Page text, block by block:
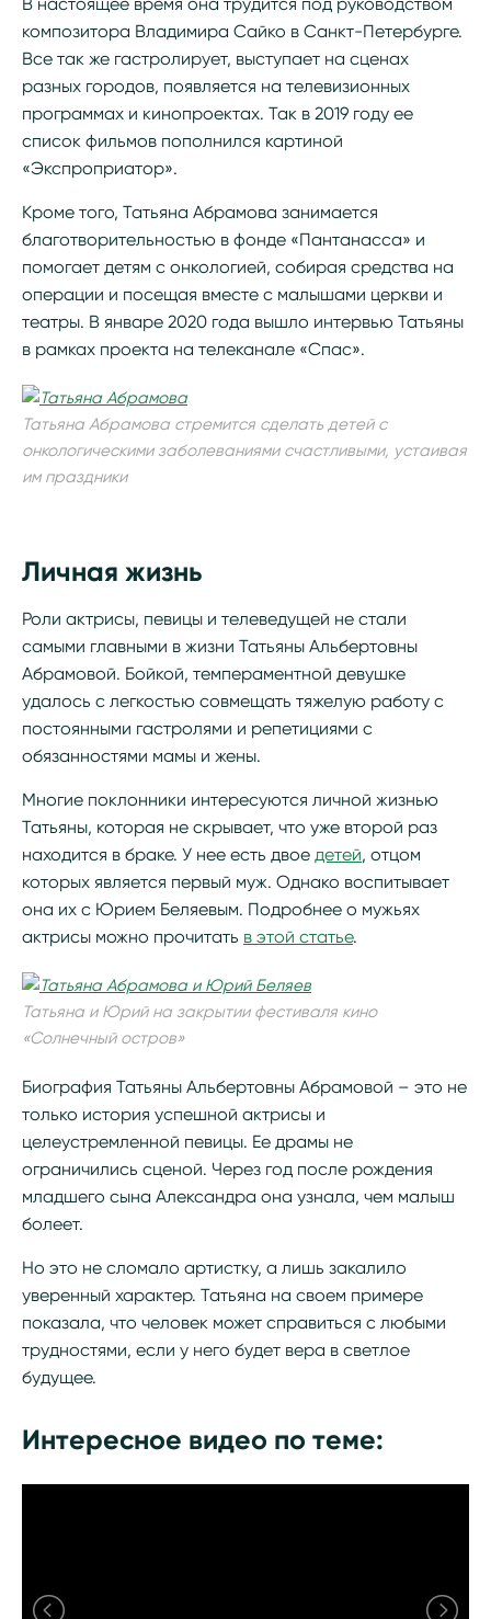
композитора Владимира Сайко в Санкт-Петербурге.
Все так же гастролирует, выступает на сценах
разных городов, появляется на телевизионных
программах и кинопроектах. Так в 2019 году ее
список фильмов пополнился картиной
«Экспроприатор».
Кроме того, Татьяна Абрамова занимается
благотворительностью в фонде «Пантанасса» и
помогает детям с онкологией, собирая средства на
операции и посещая вместе с малышами церкви и
театры. В январе 2020 года вышло интервью Татьяны
в рамках проекта на телеканале «Спас».
Татьяна Абрамова стремится сделать детей с
онкологическими заболеваниями счастливыми, устаивая
им праздники
Личная жизнь
Роли актрисы, певицы и телеведущей не стали
самыми главными в жизни Татьяны Альбертовны
Абрамовой. Бойкой, темпераментной девушке
удалось с легкостью совмещать тяжелую работу с
постоянными гастролями и репетициями с
обязанностями мамы и жены.
Многие поклонники интересуются личной жизнью
Татьяны, которая не скрывает, что уже второй раз
находится в браке. У нее есть двое детей, отцом
которых является первый муж. Однако воспитывает
она их с Юрием Беляевым. Подробнее о мужьях
актрисы можно прочитать в этой статье.
Татьяна и Юрий на закрытии фестиваля кино
«Солнечный остров»
Биография Татьяны Альбертовны Абрамовой – это не
только история успешной актрисы и
целеустремленной певицы. Ее драмы не
ограничились сценой. Через год после рождения
младшего сына Александра она узнала, чем малыш
болеет.
Но это не сломало артистку, а лишь закалило
уверенный характер. Татьяна на своем примере
показала, что человек может справиться с любыми
трудностями, если у него будет вера в светлое
будущее.
Интересное видео по теме: